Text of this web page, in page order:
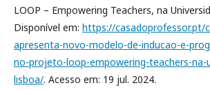
LOOP – Empowering Teachers, na
Disponível em: https://casadoprofessor.pt/
apresenta-novo-modelo-de-inducao-e-
no-projeto-loop-empowering-teachers-na-
lisboa/. Acesso em: 19 jul. 2024.